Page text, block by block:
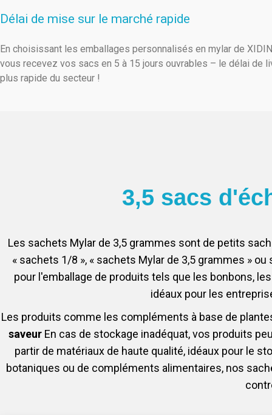
Délai de mise sur le marché rapide
En choisissant les emballages personnalisés en mylar de
vous recevez vos sacs en 5 à 15 jours ouvrables – le délai de
plus rapide du secteur !
3,5 sacs
Les sachets Mylar de 3,5 grammes sont de petits
« sachets 1/8 », « sachets Mylar de 3,5 grammes »
pour l'emballage de produits tels que les bonbons,
idéaux pour les
Les produits comme les compléments à base de
saveurEn cas de stockage inadéquat, vos produits
partir de matériaux de haute qualité, idéaux pour le
botaniques ou de compléments alimentaires, nos